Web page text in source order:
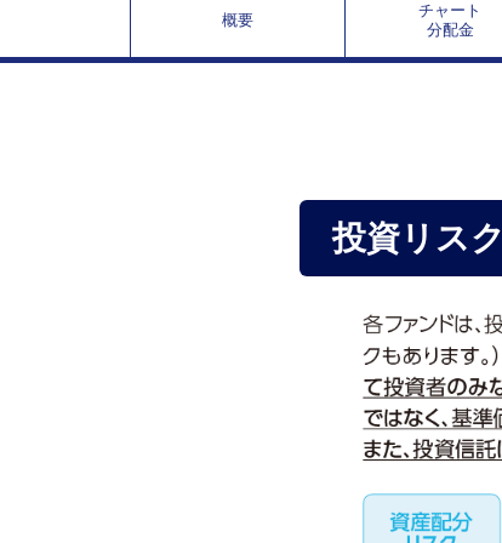
概要
チャート
分配金
投資リスク